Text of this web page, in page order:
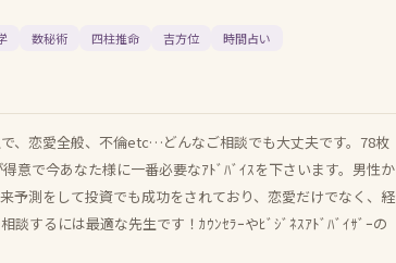
数秘術 四柱推命 吉方位 時間占い
、恋愛全般、不倫etc…どんなご相談でも大丈夫です。78枚
意で今あなた様に一番必要なｱﾄﾞﾊﾞｲｽを下さいます。男性か
予測をして投資でも成功をされており、恋愛だけでなく、経
談するには最適な先生です！ｶｳﾝｾﾗｰやﾋﾞｼﾞﾈｽｱﾄﾞﾊﾞｲｻﾞｰの